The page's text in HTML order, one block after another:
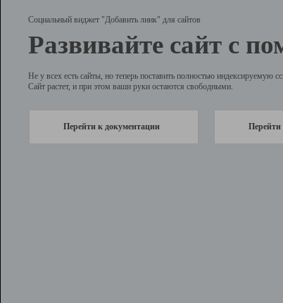
Социальный виджет "Добавить линк" для сайтов
Развивайте сайт с
Не у всех есть сайты, но теперь поставить полностью
Сайт растет, и при этом ваши руки остаются свободными.
Перейти к документации Перейти